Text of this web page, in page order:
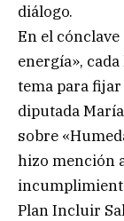
diálogo.
En el
energía»,
tema para
diputada
sobre
hizo mención
Plan Incluir